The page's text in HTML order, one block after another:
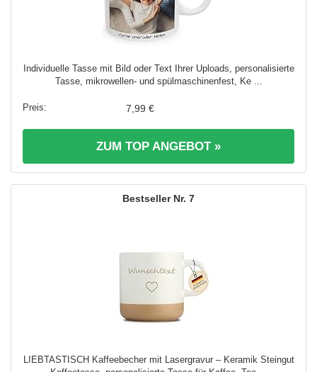
Individuelle Tasse mit Bild oder Text Ihrer Uploads, personalisierte
Tasse, mikrowellen- und spülmaschinenfest, Ke ...
7,99 €
ZUM TOP ANGEBOT »
7
LIEBTASTISCH Kaffeebecher mit Lasergravur – Keramik Steingut